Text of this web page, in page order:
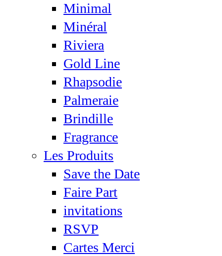
Minimal
Minéral
Riviera
Gold Line
Rhapsodie
Palmeraie
Brindille
Fragrance
Les Produits
Save the Date
Faire Part
invitations
RSVP
Cartes Merci